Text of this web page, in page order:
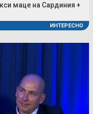
маце на Сардиния +
ИНТЕРЕСНО